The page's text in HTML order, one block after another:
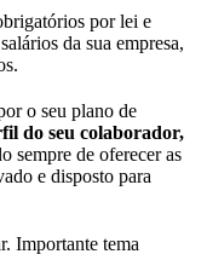
por lei e
da sua empresa,
o seu plano de
do seu colaborador,
sempre de oferecer as
e disposto para
Importante tema